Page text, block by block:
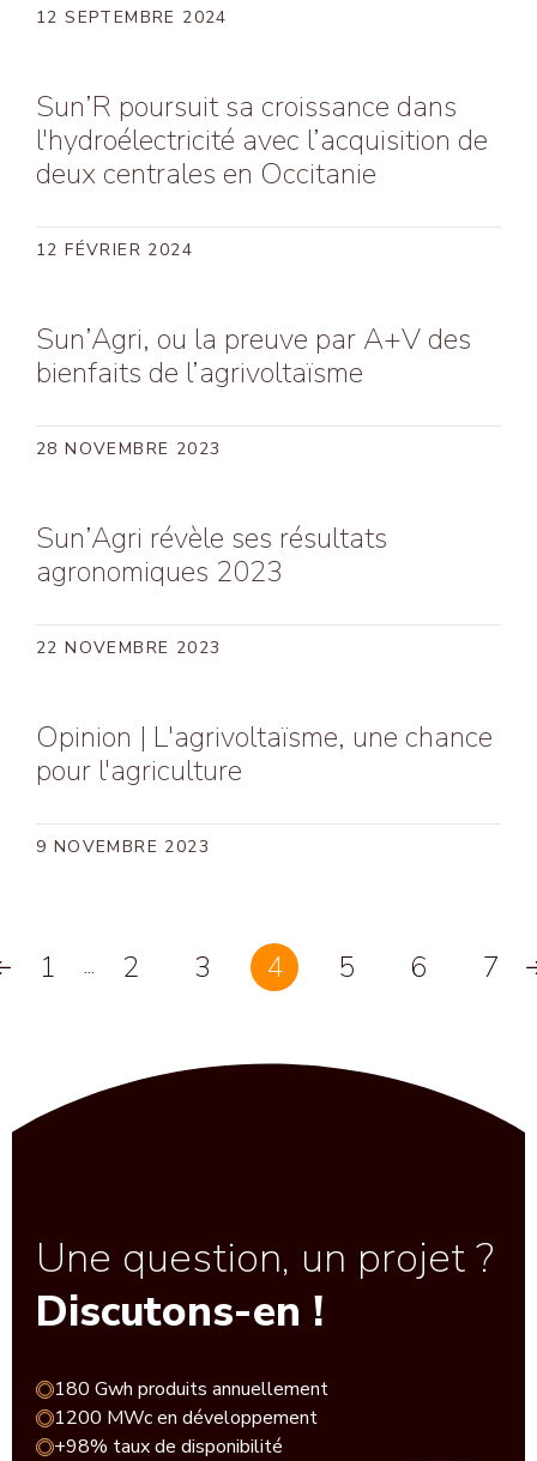
12 SEPTEMBRE 2024
Sun’R poursuit sa croissance dans
l'hydroélectricité avec l’acquisition de
deux centrales en Occitanie
12 FÉVRIER 2024
Sun’Agri, ou la preuve par A+V des
bienfaits de l’agrivoltaïsme
28 NOVEMBRE 2023
Sun’Agri révèle ses résultats
agronomiques 2023
22 NOVEMBRE 2023
Opinion | L'agrivoltaïsme, une chance
pour l'agriculture
9 NOVEMBRE 2023
1 ... 2 3 4 5 6 7
Une question, un projet ?
Discutons-en !
180 Gwh produits annuellement
1200 MWc en développement
+98% taux de disponibilité